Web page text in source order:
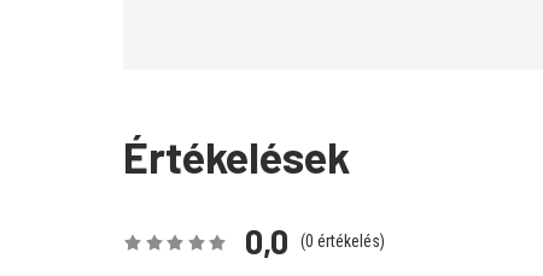
Értékelések
0,0 (0 értékelés)